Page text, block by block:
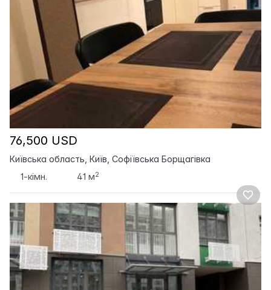
76,500 USD
Київська область, Київ, Софіївська Борщагівка
1-кімн.
41 м2